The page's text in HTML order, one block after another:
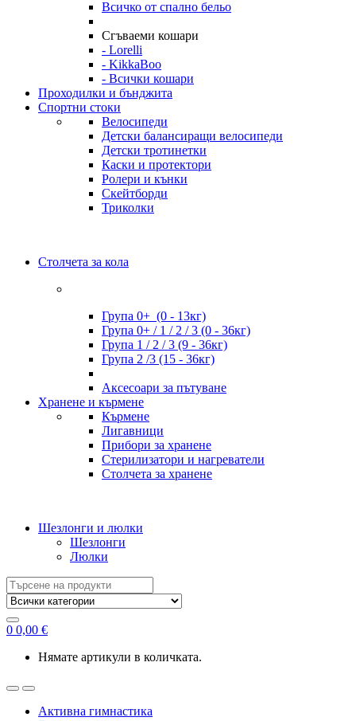
Всичко от спално бельо
Сгъваеми кошари
- Lorelli
- KikkaBoo
- Всички кошари
Проходилки и бънджита
Спортни стоки
Велосипеди
Детски балансиращи велосипеди
Детски тротинетки
Каски и протектори
Ролери и кънки
Скейтборди
Триколки
Столчета за кола
Група 0+ (0 - 13кг)
Група 0+ / 1 / 2 / 3 (0 - 36кг)
Група 1 / 2 / 3 (9 - 36кг)
Група 2 /3 (15 - 36кг)
Аксесоари за пътуване
Хранене и кърмене
Кърмене
Лигавници
Прибори за хранене
Стерилизатори и нагреватели
Столчета за хранене
Шезлонги и люлки
Шезлонги
Люлки
Search
for:
0 0,00 €
Нямате артикули в количката.
Активна гимнастика